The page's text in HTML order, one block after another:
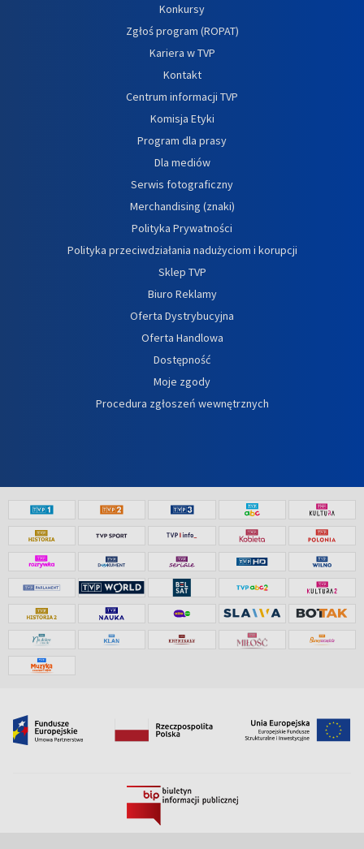
Konkursy
Zgłoś program (ROPAT)
Kariera w TVP
Kontakt
Centrum informacji TVP
Komisja Etyki
Program dla prasy
Dla mediów
Serwis fotograficzny
Merchandising (znaki)
Polityka Prywatności
Polityka przeciwdziałania nadużyciom i korupcji
Sklep TVP
Biuro Reklamy
Oferta Dystrybucyjna
Oferta Handlowa
Dostępność
Moje zgody
Procedura zgłoszeń wewnętrznych